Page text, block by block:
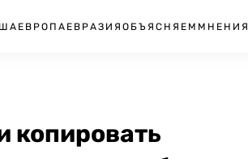
ЕВРОПА ЕВРАЗИЯ ОБЪЯСНЯЕМ МНЕНИЯ
копировать